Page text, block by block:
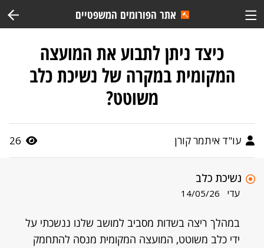
אתר הפורומים המשפטיים
כיצד ניתן לתבוע את המועצה
המקומית במקרה של נשיכת כלב
משוטט?
עו"ד איתמר קורן 26
נשיכת כלב
עדי 14/05/26
במהלך ריצה בשדות מסביב למושב שלנו ננשכתי על
ידי כלב משוטט, המועצה המקומית מנסה להתחמק